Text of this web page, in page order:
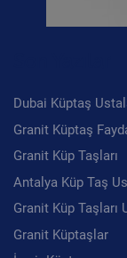
Dubai Küptaş
Granit Küptaş
Granit Küp Taşları
Antalya Küp Taş
Granit Küp Taşları
Granit Küptaşlar